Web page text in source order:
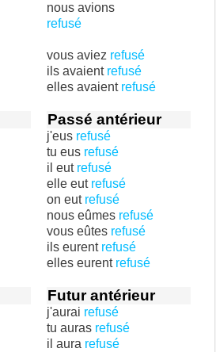
nous avions
refusé
vous aviez refusé
ils avaient refusé
elles avaient refusé
Passé antérieur
j'eus refusé
tu eus refusé
il eut refusé
elle eut refusé
on eut refusé
nous eûmes refusé
vous eûtes refusé
ils eurent refusé
elles eurent refusé
Futur antérieur
j'aurai refusé
tu auras refusé
il aura refusé